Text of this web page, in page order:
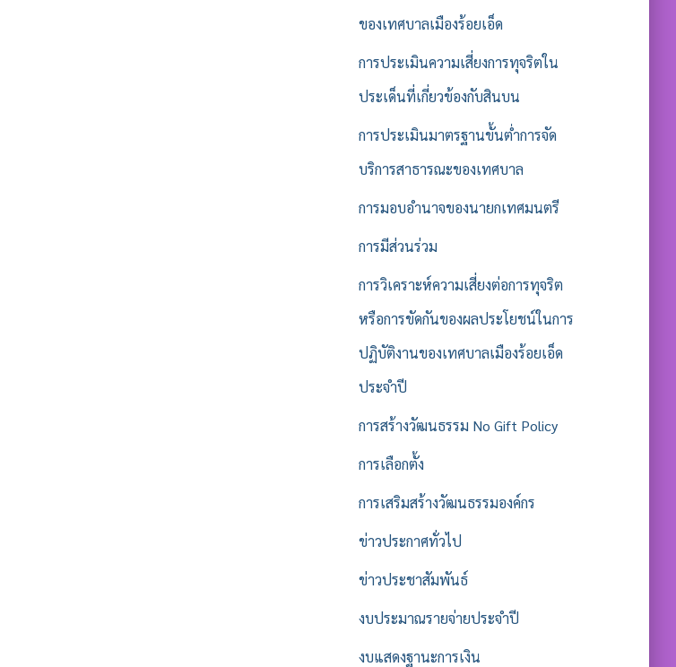
ของเทศบาลเมืองร้อยเอ็ด
การประเมินความเสี่ยงการทุจริตใน
ประเด็นที่เกี่ยวข้องกับสินบน
การประเมินมาตรฐานขั้นต่ำการจัด
บริการสาธารณะของเทศบาล
การมอบอำนาจของนายกเทศมนตรี
การมีส่วนร่วม
การวิเคราะห์ความเสี่ยงต่อการทุจริต
หรือการขัดกันของผลประโยชน์ในการ
ปฏิบัติงานของเทศบาลเมืองร้อยเอ็ด
ประจำปี
การสร้างวัฒนธรรม No Gift Policy
การเลือกตั้ง
การเสริมสร้างวัฒนธรรมองค์กร
ข่าวประกาศทั่วไป
ข่าวประชาสัมพันธ์
งบประมาณรายจ่ายประจำปี
งบแสดงฐานะการเงิน